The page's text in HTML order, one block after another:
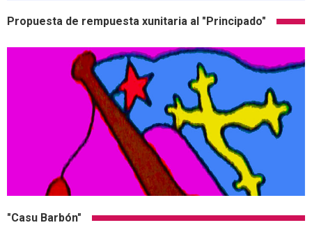
Propuesta de rempuesta xunitaria al "Principado"
"Casu Barbón"